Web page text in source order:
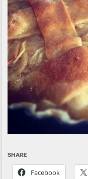
SHARE
Facebook